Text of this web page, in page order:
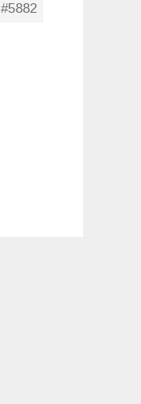
#5882